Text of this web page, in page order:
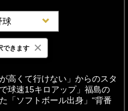
球
週間
高くて行けない」からのスタ
球速15キロアップ」福島の
「ソフトボール出身」“背番
できます ×